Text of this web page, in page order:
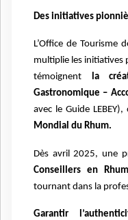
Des initiatives
L’Office de Tourisme
multiplie les initiatives
témoignent la
Gastronomique –
avec le Guide
Mondial du Rhum.
Dès avril 2025, une
Conseillers en
tournant dans la
Garantir